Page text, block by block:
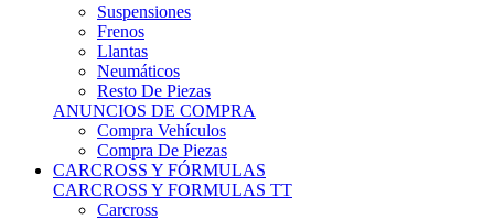
Frenos
Llantas
Neumáticos
Resto De Piezas
ANUNCIOS DE COMPRA
Compra Vehículos
Compra De Piezas
CARCROSS Y FÓRMULAS
CARCROSS Y FORMULAS TT
Carcross
Formulas Tt Autocross